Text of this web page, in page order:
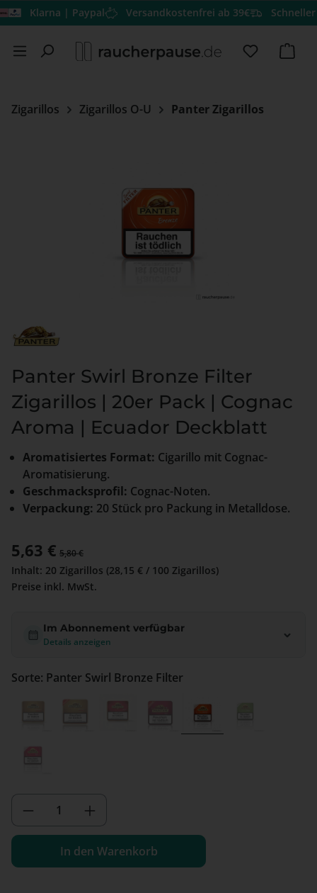
Zum Hauptinhalt springen
Klarna | Paypal Versandkostenfrei ab 39€ Schneller
Du hast
Zigarillos Zigarillos O-U Panter Zigarillos
Panter Swirl Bronze Filter
Zigarillos | 20er Pack | Cognac
Aroma | Ecuador Deckblatt
Aromatisiertes Format: Cigarillo mit Cognac-
Aromatisierung.
Geschmacksprofil: Cognac-Noten.
Verpackung: 20 Stück pro Packung in Metalldose.
Verkaufspreis:
5,63 € Regulärer Preis:
5,80 €
Inhalt: 20 Zigarillos (28,15 € / 100 Zigarillos)
Preise inkl. MwSt.
Im Abonnement verfügbar
Details anzeigen
Sorte: Panter Swirl Bronze Filter
Panter Red Filter
Panter Swirl Bronze
Produkt Anzahl: Gib den
In den Warenkorb